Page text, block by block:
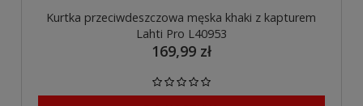
Kurtka przeciwdeszczowa męska khaki z kapturem
Lahti Pro L40953
169,99 zł